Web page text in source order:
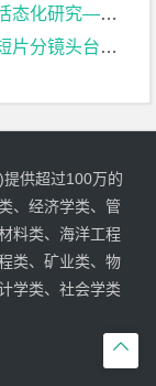
水鸭为例文献综述
本设计文献综述

供超过100万的
、经济学类、管
料类、海洋工程
类、矿业类、物
学类、社会学类